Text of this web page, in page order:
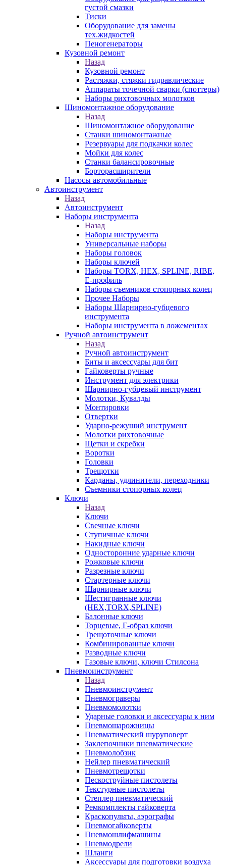
густой смазки
Тиски
Оборудование для замены
тех.жидкостей
Пеногенераторы
Кузовной ремонт
Назад
Кузовной ремонт
Растяжки, стяжки гидравлические
Аппараты точечной сварки (споттеры)
Наборы рихтовочных молотков
Шиномонтажное оборудование
Назад
Шиномонтажное оборудование
Станки шиномонтажные
Резервуары для подкачки колес
Мойки для колес
Станки балансировочные
Борторасширители
Насосы автомобильные
Автоинструмент
Назад
Автоинструмент
Наборы инструмента
Назад
Наборы инструмента
Универсальные наборы
Наборы головок
Наборы ключей
Наборы TORX, HEX, SPLINE, RIBE,
E-профиль
Наборы съемников стопорных колец
Прочее Наборы
Наборы Шарнирно-губцевого
инструмента
Наборы инструмента в ложементах
Ручной автоинструмент
Назад
Ручной автоинструмент
Биты и аксессуары для бит
Гайковерты ручные
Инструмент для электрики
Шарнирно-губцевый инструмент
Молотки, Кувалды
Монтировки
Отвертки
Ударно-режуший инструмент
Молотки рихтовочные
Щетки и скребки
Воротки
Головки
Трещотки
Карданы, удлинители, переходники
Съемники стопорных колец
Ключи
Назад
Ключи
Свечные ключи
Ступичные ключи
Накидные ключи
Односторонние ударные ключи
Рожковые ключи
Разрезные ключи
Стартерные ключи
Шарнирные ключи
Шестигранные ключи
(HEX,TORX,SPLINE)
Балонные ключи
Торцевые, Г-образ ключи
Трещоточные ключи
Комбинированные ключи
Разводные ключи
Газовые ключи, ключи Стилсона
Пневмоинструмент
Назад
Пневмоинструмент
Пневмограверы
Пневмомолотки
Ударные головки и аксессуары к ним
Пневмошарожницы
Пневматический шуруповерт
Заклепочники пневматические
Пневмолобзик
Нейлер пневматический
Пневмотрещотки
Пескоструйные пистолеты
Текстурные пистолеты
Степлер пневматический
Ремкомплекты гайковерта
Краскопульты, аэрографы
Пневмогайковерты
Пневмошлифмашины
Пневмодрели
Шланги
Аксессуары для подготовки воздуха